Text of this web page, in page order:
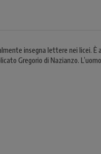
insegna lettere nei licei.
Gregorio di Nazianzo.